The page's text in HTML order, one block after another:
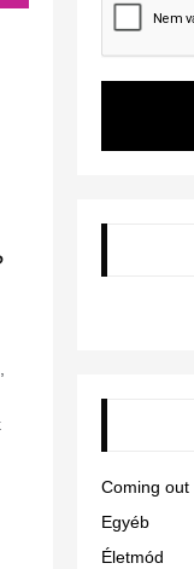
Coming out
Egyéb
Életmód